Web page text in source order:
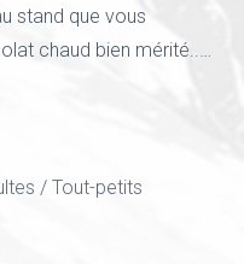
stand que vous
chaud bien mérité..…
/ Tout-petits